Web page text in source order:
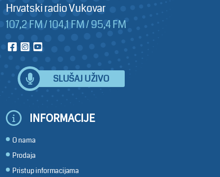
Hrvatski radio Vukovar
107,2 FM / 104,1 FM / 95,4 FM
SLUŠAJ UŽIVO
INFORMACIJE
O nama
Prodaja
Pristup informacijama